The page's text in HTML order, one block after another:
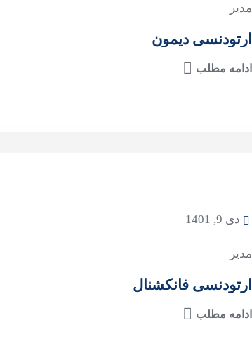
مدیر
ارتودنسی دیمون
ادامه مطلب
دی 9, 1401
مدیر
ارتودنسی فانکشنال
ادامه مطلب